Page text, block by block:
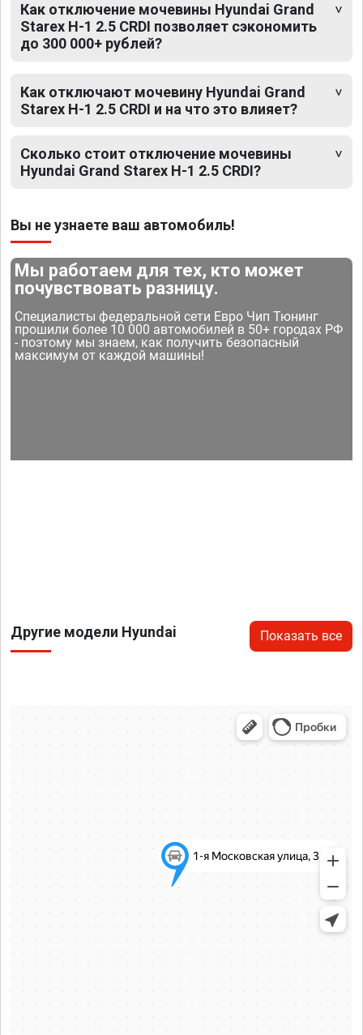
Как отключение мочевины Hyundai Grand
Starex H-1 2.5 CRDI позволяет сэкономить
до 300 000+ рублей?
Как отключают мочевину Hyundai Grand
Starex H-1 2.5 CRDI и на что это влияет?
Сколько стоит отключение мочевины
Hyundai Grand Starex H-1 2.5 CRDI?
Вы не узнаете ваш автомобиль!
Мы работаем для тех, кто может
почувствовать разницу.
Специалисты федеральной сети Евро Чип Тюнинг
прошили более 10 000 автомобилей в 50+ городах РФ
- поэтому мы знаем, как получить безопасный
максимум от каждой машины!
Другие модели Hyundai Показать все